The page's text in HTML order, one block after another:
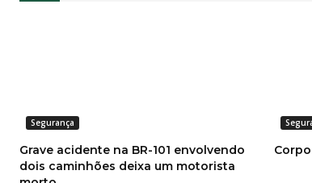
Segurança
Grave acidente na BR-101 envolvendo
dois caminhões deixa um motorista